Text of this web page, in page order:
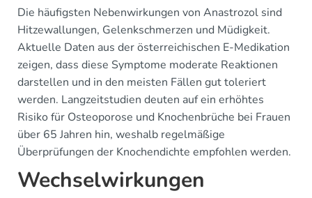
Die häufigsten Nebenwirkungen von Anastrozol sind
Hitzewallungen, Gelenkschmerzen und Müdigkeit.
Aktuelle Daten aus der österreichischen E-Medikation
zeigen, dass diese Symptome moderate Reaktionen
darstellen und in den meisten Fällen gut toleriert
werden. Langzeitstudien deuten auf ein erhöhtes
Risiko für Osteoporose und Knochenbrüche bei Frauen
über 65 Jahren hin, weshalb regelmäßige
Überprüfungen der Knochendichte empfohlen werden.
Wechselwirkungen